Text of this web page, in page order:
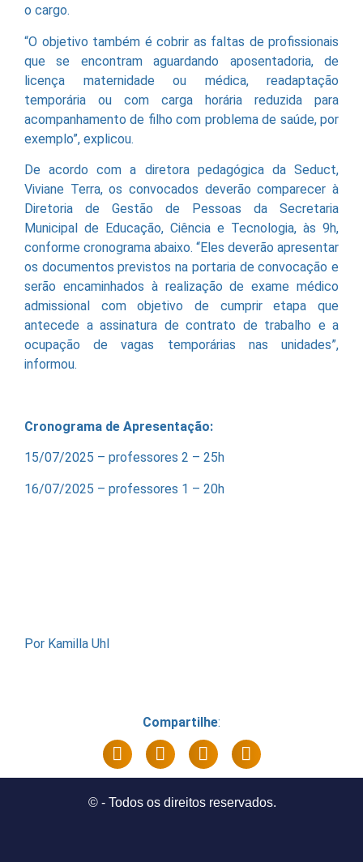
o cargo.
“O objetivo também é cobrir as faltas de profissionais
que se encontram aguardando aposentadoria, de
licença maternidade ou médica, readaptação
temporária ou com carga horária reduzida para
acompanhamento de filho com problema de saúde, por
exemplo”, explicou.
De acordo com a diretora pedagógica da Seduct,
Viviane Terra, os convocados deverão comparecer à
Diretoria de Gestão de Pessoas da Secretaria
Municipal de Educação, Ciência e Tecnologia, às 9h,
conforme cronograma abaixo. “Eles deverão apresentar
os documentos previstos na portaria de convocação e
serão encaminhados à realização de exame médico
admissional com objetivo de cumprir etapa que
antecede a assinatura de contrato de trabalho e a
ocupação de vagas temporárias nas unidades”,
informou.
Cronograma de Apresentação:
15/07/2025 – professores 2 – 25h
16/07/2025 – professores 1 – 20h
Por Kamilla Uhl
Compartilhe:
© - Todos os direitos reservados.